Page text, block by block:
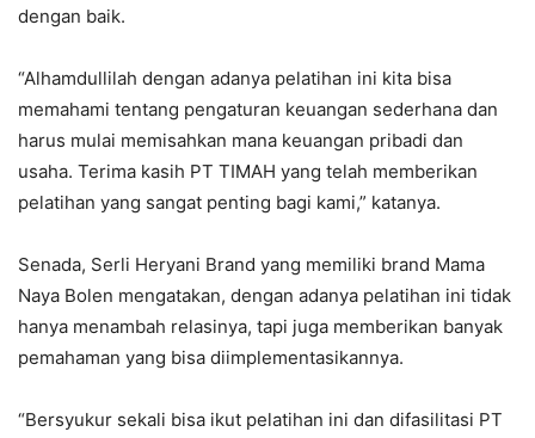
dengan baik.
“Alhamdullilah dengan adanya pelatihan ini kita bisa
memahami tentang pengaturan keuangan sederhana dan
harus mulai memisahkan mana keuangan pribadi dan
usaha. Terima kasih PT TIMAH yang telah memberikan
pelatihan yang sangat penting bagi kami,” katanya.
Senada, Serli Heryani Brand yang memiliki brand Mama
Naya Bolen mengatakan, dengan adanya pelatihan ini tidak
hanya menambah relasinya, tapi juga memberikan banyak
pemahaman yang bisa diimplementasikannya.
“Bersyukur sekali bisa ikut pelatihan ini dan difasilitasi PT